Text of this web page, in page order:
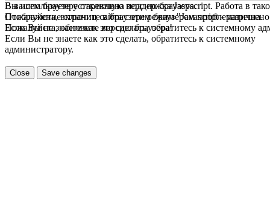
В вашем браузере отключена поддержка Jasvscript. Работа в
Пожалуйста, включите в браузере режим "Javascript -
Если Вы не знаете как это сделать, обратитесь к системному
Вы используете устаревшую версию браузера.
Отображение страниц сайта с этим браузером проблематична.
Пожалуйста, обновите версию браузера!
Если Вы не знаете как это сделать, обратитесь к системному
администратору.
Close Save changes